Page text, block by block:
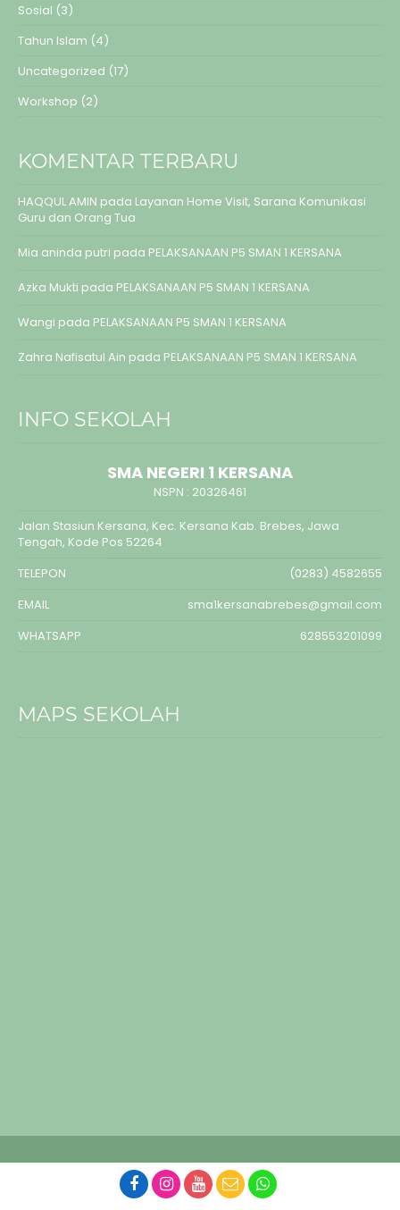
Sosial (3)
Tahun Islam (4)
Uncategorized (17)
Workshop (2)
KOMENTAR TERBARU
HAQQUL AMIN pada Layanan Home Visit, Sarana Komunikasi
Guru dan Orang Tua
Mia aninda putri pada PELAKSANAAN P5 SMAN 1 KERSANA
Azka Mukti pada PELAKSANAAN P5 SMAN 1 KERSANA
Wangi pada PELAKSANAAN P5 SMAN 1 KERSANA
Zahra Nafisatul Ain pada PELAKSANAAN P5 SMAN 1 KERSANA
INFO SEKOLAH
SMA NEGERI 1 KERSANA
NSPN : 20326461
Jalan Stasiun Kersana, Kec. Kersana Kab. Brebes, Jawa
Tengah, Kode Pos 52264
TELEPON
(0283) 4582655
EMAIL
sma1kersanabrebes@gmail.com
WHATSAPP
628553201099
MAPS SEKOLAH
Creative Team Smakers